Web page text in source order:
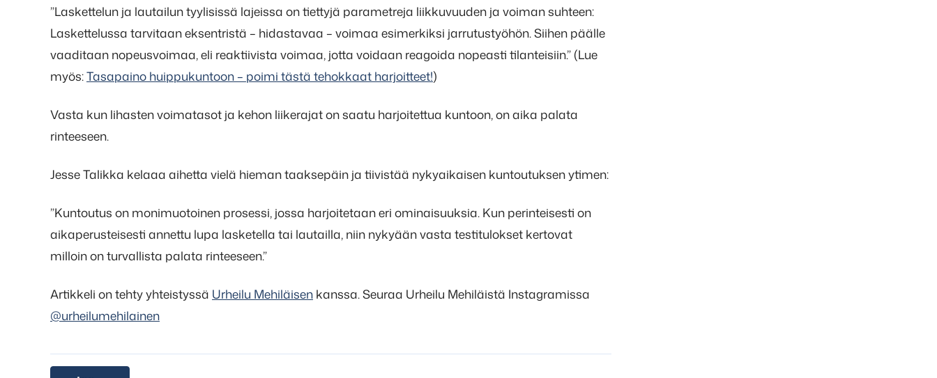
”Laskettelun ja lautailun tyylisissä lajeissa on tiettyjä parametreja liikkuvuuden ja voiman suhteen:
Laskettelussa tarvitaan eksentristä – hidastavaa – voimaa esimerkiksi jarrutustyöhön. Siihen päälle
vaaditaan nopeusvoimaa, eli reaktiivista voimaa, jotta voidaan reagoida nopeasti tilanteisiin.” (Lue
myös:Tasapaino huippukuntoon – poimi tästä tehokkaat harjoitteet!)
Vasta kun lihasten voimatasot ja kehon liikerajat on saatu harjoitettua kuntoon, on aika palata
rinteeseen.
Jesse Talikka kelaaa aihetta vielä hieman taaksepäin ja tiivistää nykyaikaisen kuntoutuksen ytimen:
”Kuntoutus on monimuotoinen prosessi, jossa harjoitetaan eri ominaisuuksia. Kun perinteisesti on
aikaperusteisesti annettu lupa lasketella tai lautailla, niin nykyään vasta testitulokset kertovat
milloin on turvallista palata rinteeseen.”
Artikkeli on tehty yhteistyssä Urheilu Mehiläisen kanssa. Seuraa Urheilu Mehiläistä Instagramissa
@urheilumehilainen